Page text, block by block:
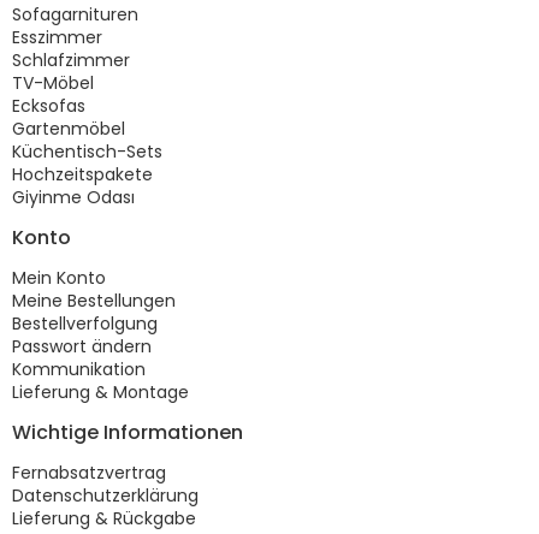
Sofagarnituren
Esszimmer
Schlafzimmer
TV-Möbel
Ecksofas
Gartenmöbel
Küchentisch-Sets
Hochzeitspakete
Giyinme Odası
Konto
Mein Konto
Meine Bestellungen
Bestellverfolgung
Passwort ändern
Kommunikation
Lieferung & Montage
Wichtige Informationen
Fernabsatzvertrag
Datenschutzerklärung
Lieferung & Rückgabe